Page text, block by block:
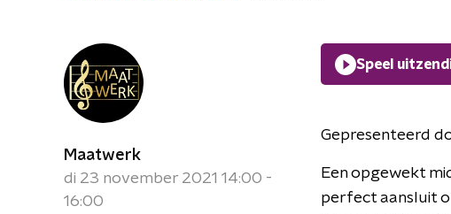
Maatwerk
di 23 november 2021 14:00 -
16:00
Speel
Gepresenteerd
Een opgewekt
perfect aansluit